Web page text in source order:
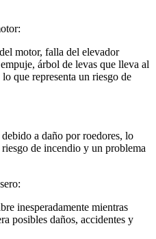
motor, falla del elevador
árbol de levas que lleva al
que representa un riesgo de
a daño por roedores, lo
de incendio y un problema
inesperadamente mientras
posibles daños, accidentes y